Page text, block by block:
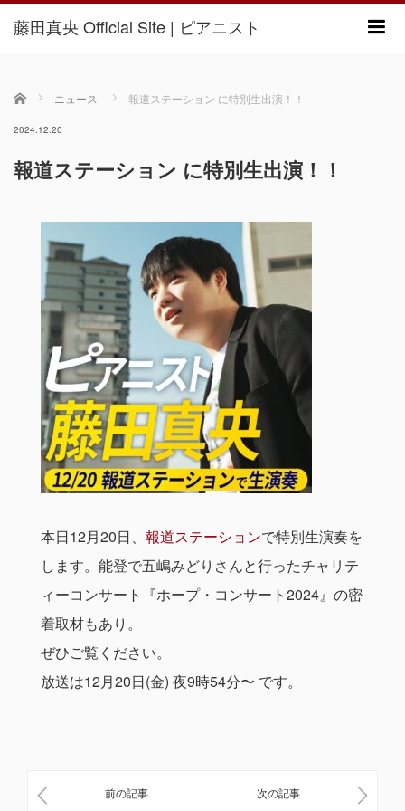
藤田真央 Official Site | ピアニスト
ホーム ニュース 報道ステーション に特別生出演！！
2024.12.20
報道ステーション に特別生出演！！
本日12月20日、 報道ステーションで特別生演奏を
します。能登で五嶋みどりさんと行ったチャリテ
ィーコンサート『ホープ・コンサート2024』の密
着取材もあり。
ぜひご覧ください。
放送は12月20日(金) 夜9時54分〜 です。
前の記事 次の記事